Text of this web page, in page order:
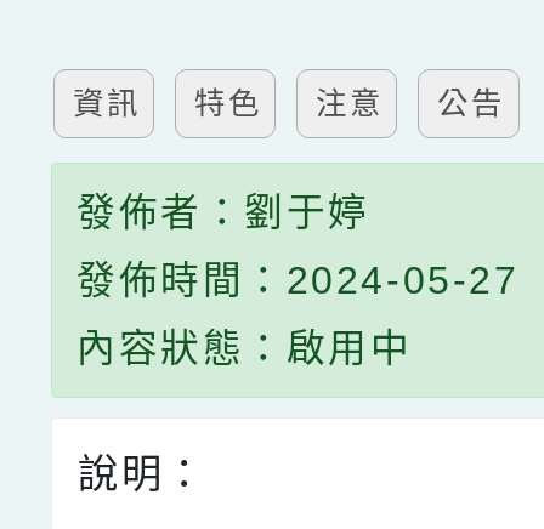
資訊 特色 注意 公告
發佈者：劉于婷
發佈時間：2024-05-27
內容狀態：啟用中
說明：